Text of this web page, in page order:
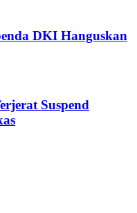
DKI Hanguskan
Suspend